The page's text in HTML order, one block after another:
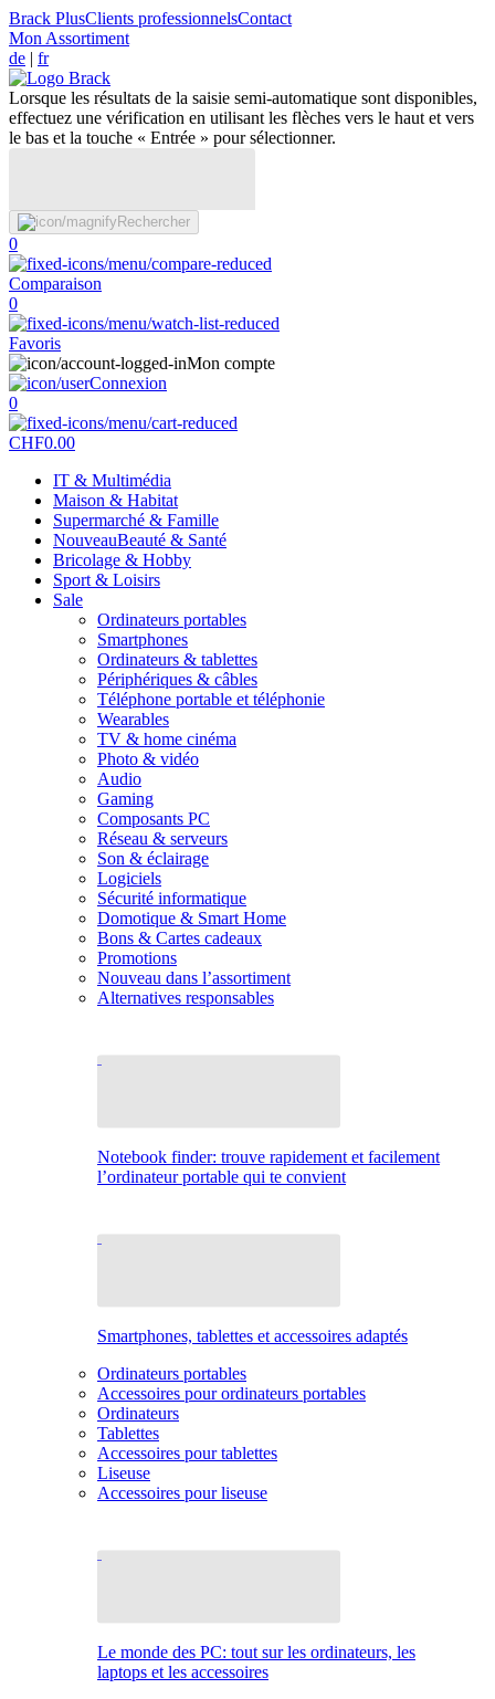
Brack PlusClients professionnelsContact
Mon Assortiment
de | fr
Lorsque les résultats de la saisie semi-automatique sont disponibles,
effectuez une vérification en utilisant les flèches vers le haut et vers
le bas et la touche « Entrée » pour sélectionner.
Rechercher
0
Comparaison
0
Favoris
Mon compte
Connexion
0
CHF0.00
IT & Multimédia
Maison & Habitat
Supermarché & Famille
NouveauBeauté & Santé
Bricolage & Hobby
Sport & Loisirs
Sale
Ordinateurs portables
Smartphones
Ordinateurs & tablettes
Périphériques & câbles
Téléphone portable et téléphonie
Wearables
TV & home cinéma
Photo & vidéo
Audio
Gaming
Composants PC
Réseau & serveurs
Son & éclairage
Logiciels
Sécurité informatique
Domotique & Smart Home
Bons & Cartes cadeaux
Promotions
Nouveau dans l’assortiment
Alternatives responsables
Notebook finder: trouve rapidement et facilement
l’ordinateur portable qui te convient
Smartphones, tablettes et accessoires adaptés
Ordinateurs portables
Accessoires pour ordinateurs portables
Ordinateurs
Tablettes
Accessoires pour tablettes
Liseuse
Accessoires pour liseuse
Le monde des PC: tout sur les ordinateurs, les
laptops et les accessoires